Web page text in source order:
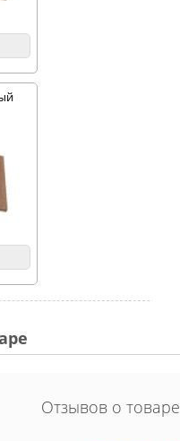
Отзывов о